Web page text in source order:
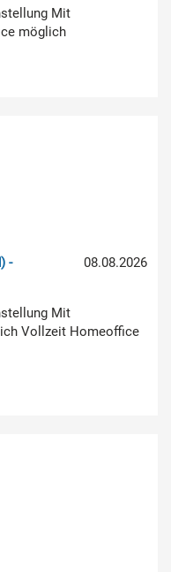
Mit
möglich
08.08.2026
-
Mit
Vollzeit Homeoffice